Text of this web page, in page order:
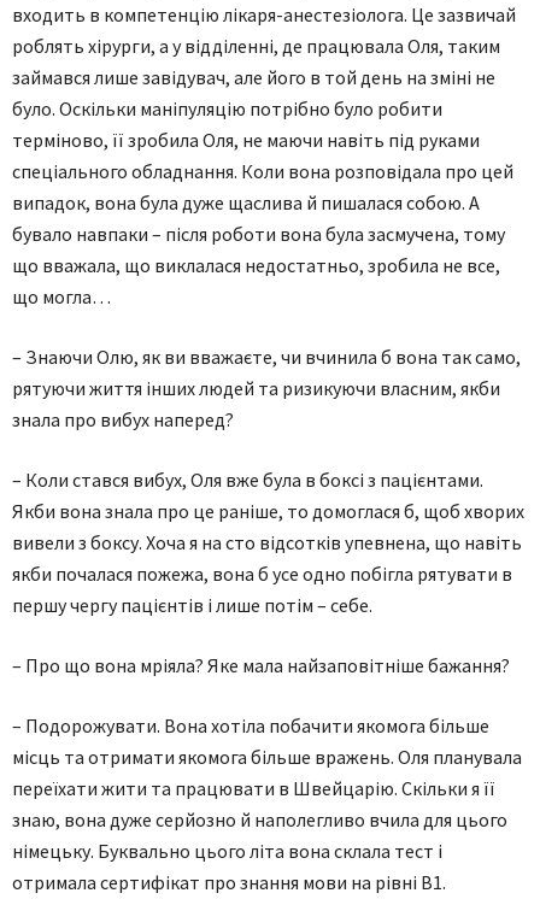
входить в компетенцію лікаря-анестезіолога. Це зазвичай
роблять хірурги, а у відділенні, де працювала Оля, таким
займався лише завідувач, але його в той день на зміні не
було. Оскільки маніпуляцію потрібно було робити
терміново, її зробила Оля, не маючи навіть під руками
спеціального обладнання. Коли вона розповідала про цей
випадок, вона була дуже щаслива й пишалася собою. А
бувало навпаки – після роботи вона була засмучена, тому
що вважала, що виклалася недостатньо, зробила не все,
що могла…
– Знаючи Олю, як ви вважаєте, чи вчинила б вона так само,
рятуючи життя інших людей та ризикуючи власним, якби
знала про вибух наперед?
– Коли стався вибух, Оля вже була в боксі з пацієнтами.
Якби вона знала про це раніше, то домоглася б, щоб хворих
вивели з боксу. Хоча я на сто відсотків упевнена, що навіть
якби почалася пожежа, вона б усе одно побігла рятувати в
першу чергу пацієнтів і лише потім – себе.
– Про що вона мріяла? Яке мала найзаповітніше бажання?
– Подорожувати. Вона хотіла побачити якомога більше
місць та отримати якомога більше вражень. Оля планувала
переїхати жити та працювати в Швейцарію. Скільки я її
знаю, вона дуже серйозно й наполегливо вчила для цього
німецьку. Буквально цього літа вона склала тест і
отримала сертифікат про знання мови на рівні В1.